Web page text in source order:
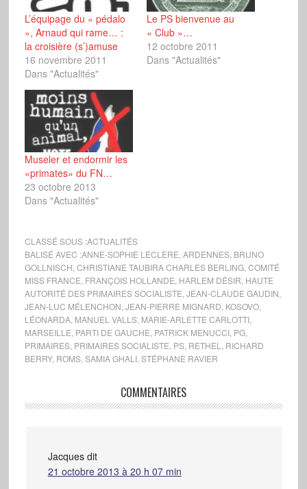
L’équipage du « pédalo
», Arnaud qui rame… :
la croisière (s’)amuse
16 novembre 2011
Dans "Actualités"
Le PS bienvenue au
« Club »…
12 octobre 2011
Dans "Actualités"
Museler et endormir les
«primates» du FN…
23 octobre 2013
Dans "Actualités"
CLASSÉ SOUS :ACTUALITÉS
BALISÉ AVEC :ANNE-SOPHIE LECLÈRE ARDENNES, BRUNO
GOLLNISCH CHRISTIANE TAUBIRA CHARLES BERLING, COMITÉ
MISS FRANCE FRANÇOIS HOLLANDE HARLEM DÉSIR HAUTE
AUTORITÉ DES PRIMAIRES SOCIALISTE JEAN-CLAUDE GAUDIN
JEAN-LUC MÉLENCHON JEAN-PIERRE MIGNARD KOSOVO,
LÉONARDA, MANUEL VALLS, MARIE-ARLETTE CARLOTTI,
MARSEILLE PARTI DE GAUCHE PATRICK MENUCCI, PG,
PRIMAIRES, PRIMAIRES SOCIALISTE PS, RETHEL
RICHARD
BERRY, ROMS, SAMIA GHALI, STÉPHANE RAVIER
COMMENTAIRES
Jacques dit
21 octobre 2013 à 20 h 07 min